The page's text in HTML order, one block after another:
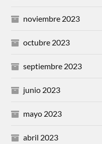
noviembre 2023
octubre 2023
septiembre 2023
junio 2023
mayo 2023
abril 2023